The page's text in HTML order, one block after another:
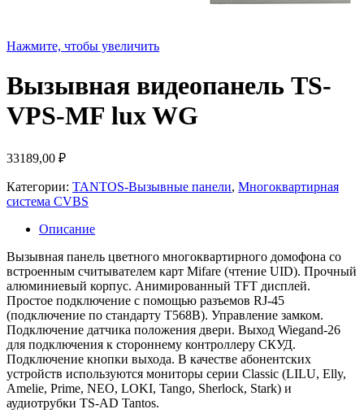
Нажмите, чтобы увеличить
Вызывная видеопанель TS-
VPS-MF lux WG
33189,00 ₽
Категории: TANTOS-Вызывные панели, Многоквартирная
система CVBS
Описание
Вызывная панель цветного многоквартирного домофона со
встроенным считывателем карт Mifare (чтение UID). Прочный
алюминиевый корпус. Анимированный TFT дисплей.
Простое подключение с помощью разъемов RJ-45
(подключение по стандарту T568B). Управление замком.
Подключение датчика положения двери. Выход Wiegand-26
для подключения к стороннему контроллеру СКУД.
Подключение кнопки выхода. В качестве абонентских
устройств используются мониторы серии Classic (LILU, Elly,
Amelie, Prime, NEO, LOKI, Tango, Sherlock, Stark) и
аудиотрубки TS-AD Tantos.